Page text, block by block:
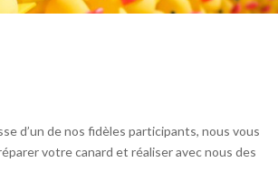
d’un de nos fidèles participants, nous vous
votre canard et réaliser avec nous des